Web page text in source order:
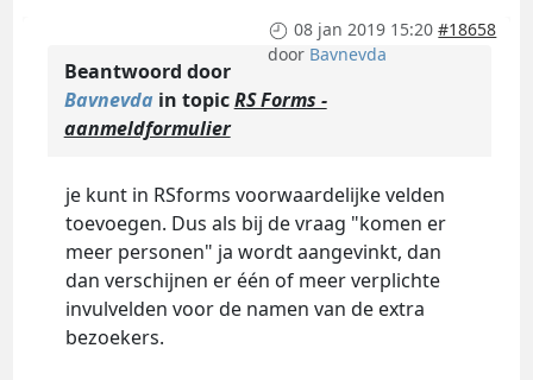
08 jan 2019 15:20 #18658
door Bavnevda
Beantwoord door
Bavnevda in topicRS Forms -
aanmeldformulier
je kunt in RSforms voorwaardelijke velden
toevoegen. Dus als bij de vraag "komen er
meer personen" ja wordt aangevinkt, dan
dan verschijnen er één of meer verplichte
invulvelden voor de namen van de extra
bezoekers.